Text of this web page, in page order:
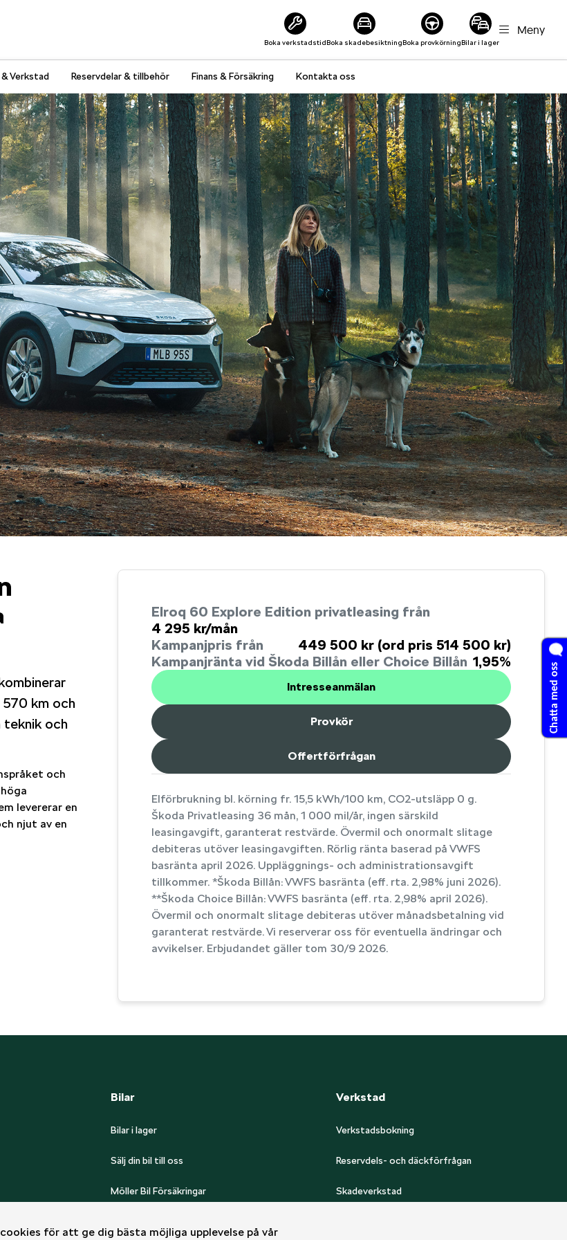
Boka verkstadstidBoka skadebesiktningBoka provkörningBilar i lager
Meny
Verkstad Reservdelar & tillbehör Finans & Försäkring Kontakta oss
för att ge dig bästa möjliga upplevelse på vår
km och
och
och
levererar en
njut av en
Elroq 60 Explore Edition privatleasing från
4 295 kr/mån
Kampanjpris från
449 500 kr (ord pris 514 500 kr)
Kampanjränta vid Škoda Billån eller Choice Billån 1,95%
Intresseanmälan
Provkör
Offertförfrågan
Elförbrukning bl. körning fr. 15,5 kWh/100 km, CO2-utsläpp 0 g.
Škoda Privatleasing 36 mån, 1 000 mil/år, ingen särskild
leasingavgift, garanterat restvärde. Övermil och onormalt slitage
debiteras utöver leasingavgiften. Rörlig ränta baserad på VWFS
basränta april 2026. Uppläggnings- och administrationsavgift
tillkommer. *Škoda Billån: VWFS basränta (eff. rta. 2,98% juni 2026).
**Škoda Choice Billån: VWFS basränta (eff. rta. 2,98% april 2026).
Övermil och onormalt slitage debiteras utöver månadsbetalning vid
garanterat restvärde. Vi reserverar oss för eventuella ändringar och
avvikelser. Erbjudandet gäller tom 30/9 2026.
Bilar
Bilar i lager
Sälj din bil till oss
Möller Bil Försäkringar
Verkstad
Verkstadsbokning
Reservdels- och däckförfrågan
Skadeverkstad
Chatta med oss